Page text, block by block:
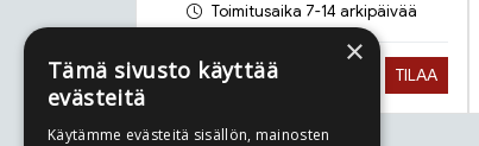
Toimitusaika 7-14 arkipäivää
Hinta nyt
34,90 € TILAA
×
Tämä sivusto käyttää
evästeitä
Käytämme evästeitä sisällön, mainosten